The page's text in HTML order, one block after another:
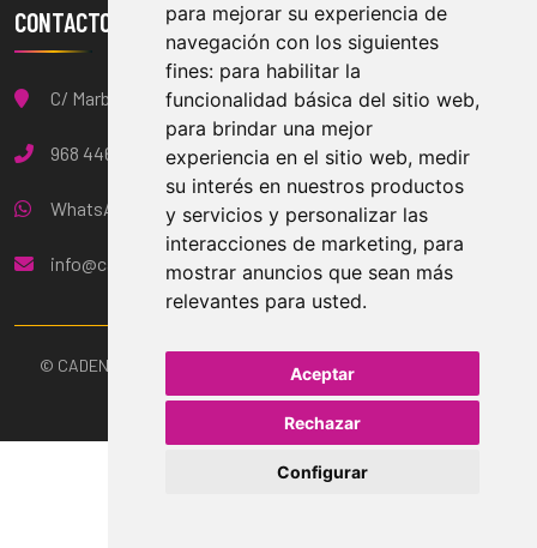
para mejorar su experiencia de
navegación con los siguientes
fines: para habilitar la
funcionalidad básica del sitio web,
para brindar una mejor
experiencia en el sitio web, medir
su interés en nuestros productos
y servicios y personalizar las
interacciones de marketing, para
mostrar anuncios que sean más
relevantes para usted.
Aceptar
Rechazar
Configurar
CONTACTO
C/ Marbella, 9, 2ºC, Águilas, Murcia
968 446 946
WhatsApp: 621 273 288
info@cadenaenergia.es
© CADENA ENERGÍA. Web diseñada por LEOVINCI CONSULTING